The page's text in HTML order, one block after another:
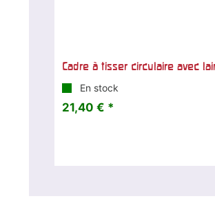
Cadre à tisser circulaire avec
En stock
21,40 € *